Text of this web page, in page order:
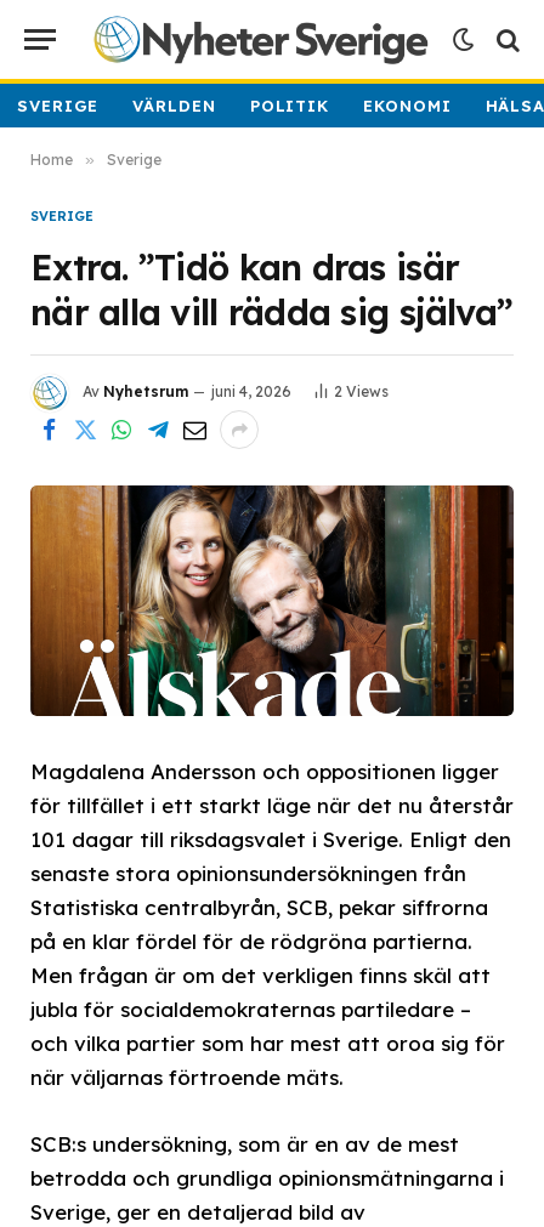
SVERIGE VÄRLDEN POLITIK EKONOMI
Home » Sverige
SVERIGE
Extra. ”Tidö kan dras isär
när alla vill rädda sig själva”
Av Nyhetsrum juni 4, 2026 2 Views
Magdalena Andersson och oppositionen ligger
för tillfället i ett starkt läge när det nu återstår
101 dagar till riksdagsvalet i Sverige. Enligt den
senaste stora opinionsundersökningen från
Statistiska centralbyrån, SCB, pekar siffrorna
på en klar fördel för de rödgröna partierna.
Men frågan är om det verkligen finns skäl att
jubla för socialdemokraternas partiledare –
och vilka partier som har mest att oroa sig för
när väljarnas förtroende mäts.
SCB:s undersökning, som är en av de mest
betrodda och grundliga opinionsmätningarna i
Sverige, ger en detaljerad bild av